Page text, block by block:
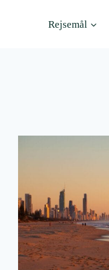
Rejsemål